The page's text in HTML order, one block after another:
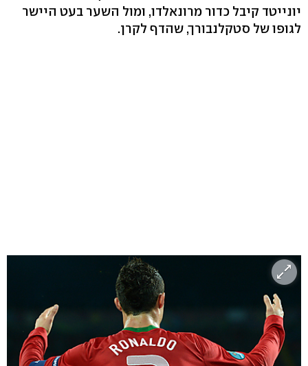
יונייטד קיבל כדור מרונאלדו, ומול השער בעט היישר
לגופו של סטקלנבורך, שהדף לקרן.